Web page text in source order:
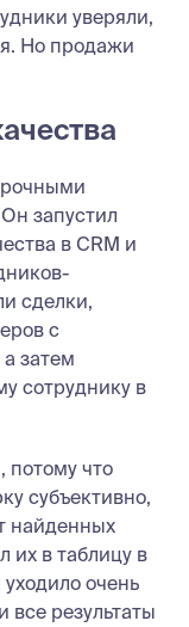
уверяли,
Но продажи
запустил
в CRM и
сделки,
с
затем
сотруднику в
потому что
субъективно,
найденных
их в таблицу в
очень
все результаты